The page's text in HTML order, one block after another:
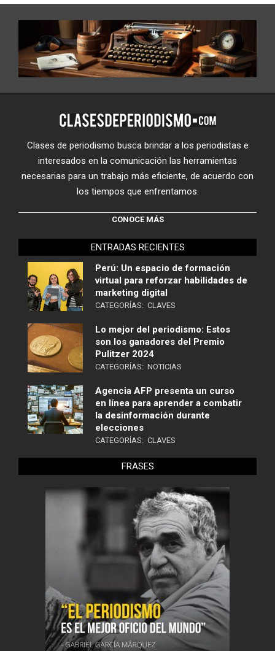
Clases de periodismo busca brindar a los periodistas e
interesados en la comunicación las herramientas
necesarias para un trabajo más eficiente, de acuerdo con
los tiempos que enfrentamos.
CONOCE MÁS
ENTRADAS RECIENTES
Perú: Un espacio de formación
virtual para reforzar habilidades de
marketing digital
CATEGORÍAS: CLAVES
Lo mejor del periodismo: Estos
son los ganadores del Premio
Pulitzer 2024
CATEGORÍAS: NOTICIAS
Agencia AFP presenta un curso
en línea para aprender a combatir
la desinformación durante
elecciones
CATEGORÍAS: CLAVES
FRASES